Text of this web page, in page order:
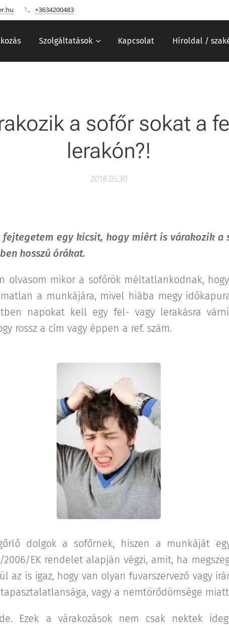
+3634200483
Szolgáltatások Kapcsolat Híroldal /
a sofőr sokat a
lerakón?!
2018.05.30
fejtegetem egy kicsit, hogy miért is várakozik a
hosszú órákat.
olvasom mikor a sofőrök méltatlankodnak,
a munkájára, mivel hiába megy
napokat kell egy fel- vagy lerakásra
rossz a cím vagy éppen a ref. szám.
dolgok a sofőrnek, hiszen a munkáját
2006/EK rendelet alapján végzi, amit, ha
az is igaz, hogy van olyan fuvarszervező vagy
vagy a nemtörődömsége
Ezek a várakozások nem csak nektek